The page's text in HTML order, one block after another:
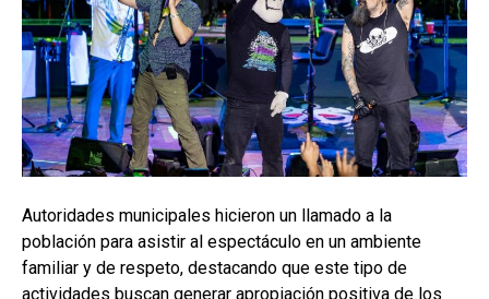
Autoridades municipales hicieron un llamado a la
población para asistir al espectáculo en un ambiente
familiar y de respeto, destacando que este tipo de
actividades buscan generar apropiación positiva de los